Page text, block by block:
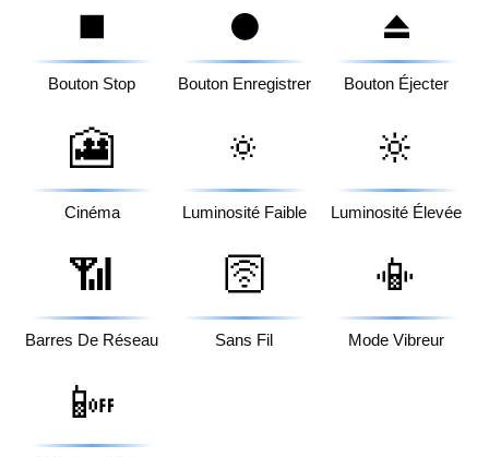
⏹️
Bouton Stop
⏺️
Bouton Enregistrer
⏏️
Bouton Éjecter
🎦
Cinéma
🔅
Luminosité Faible
🔆
Luminosité Élevée
📶
Barres De Réseau
🛜
Sans Fil
📳
Mode Vibreur
📴